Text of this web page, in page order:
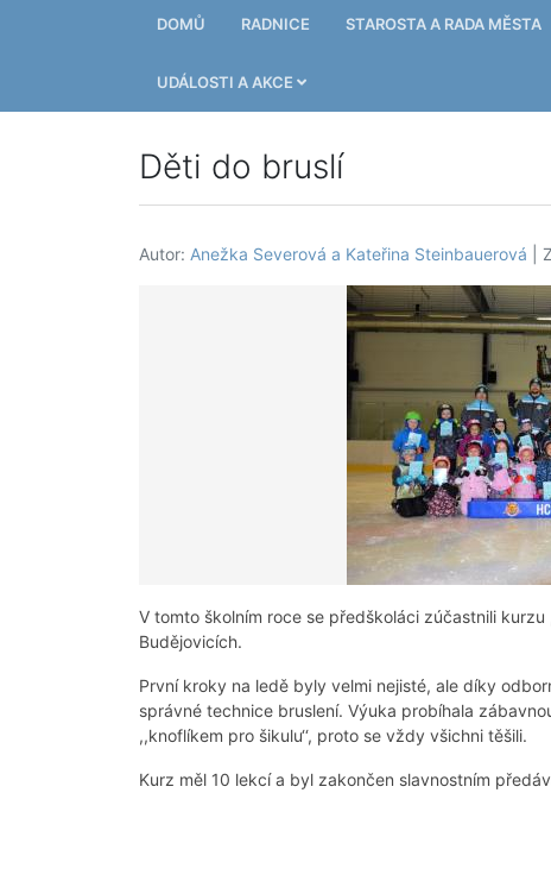
DOMŮ RADNICE STAROSTA A RADA MĚSTA
UDÁLOSTI A AKCE
Děti do bruslí
Autor: Anežka Severová a Kateřina Steinbauerová |
V tomto školním roce se předškoláci zúčastnili kurzu
Budějovicích.
První kroky na ledě byly velmi nejisté, ale díky
správné technice bruslení. Výuka probíhala
,,knoflíkem pro šikulu‘‘, proto se vždy všichni těšili.
Kurz měl 10 lekcí a byl zakončen slavnostním